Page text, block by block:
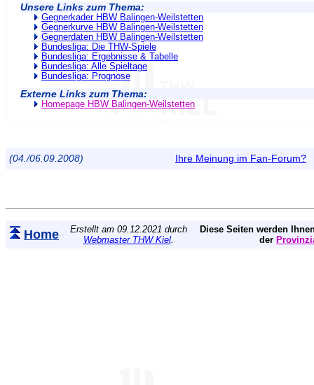
Unsere Links zum Thema:
Gegnerkader HBW Balingen-Weilstetten
Gegnerkurve HBW Balingen-Weilstetten
Gegnerdaten HBW Balingen-Weilstetten
Bundesliga: Die THW-Spiele
Bundesliga: Ergebnisse & Tabelle
Bundesliga: Alle Spieltage
Bundesliga: Prognose
Externe Links zum Thema:
Homepage HBW Balingen-Weilstetten
(04./06.09.2008) Ihre Meinung im Fan-Forum?
Home
Erstellt am 09.12.2021 durch
Webmaster THW Kiel.
Diese Seiten werden
der